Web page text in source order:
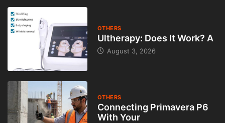
OTHERS
Ultherapy: Does It Work? A
August 3, 2026
OTHERS
Connecting Primavera P6
With Your